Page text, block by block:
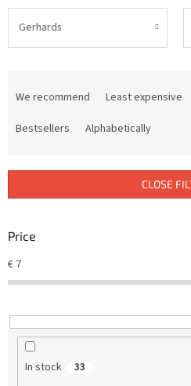
Gerhards
s
r
i
n
We recommend Least expensive
Bestsellers
Alphabetically
CLOSE
Price
€ 7
In stock 33